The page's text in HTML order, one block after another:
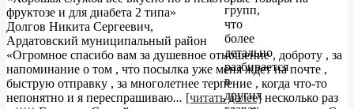
фруктозе и для диабета 2 типа»
Долгов Никита Сергеевич,
Ардатовский муниципальный район
«Огромное спасибо вам за душевное отношение , доброту , за
напоминание о том , что посылка уже меня ждет на почте ,
быструю отправку , за многолетнее терпение , когда что-то
непонятно и я переспрашиваю... [читать далее]несколько раз
групп,
что
более
детально
разбирается
в
других